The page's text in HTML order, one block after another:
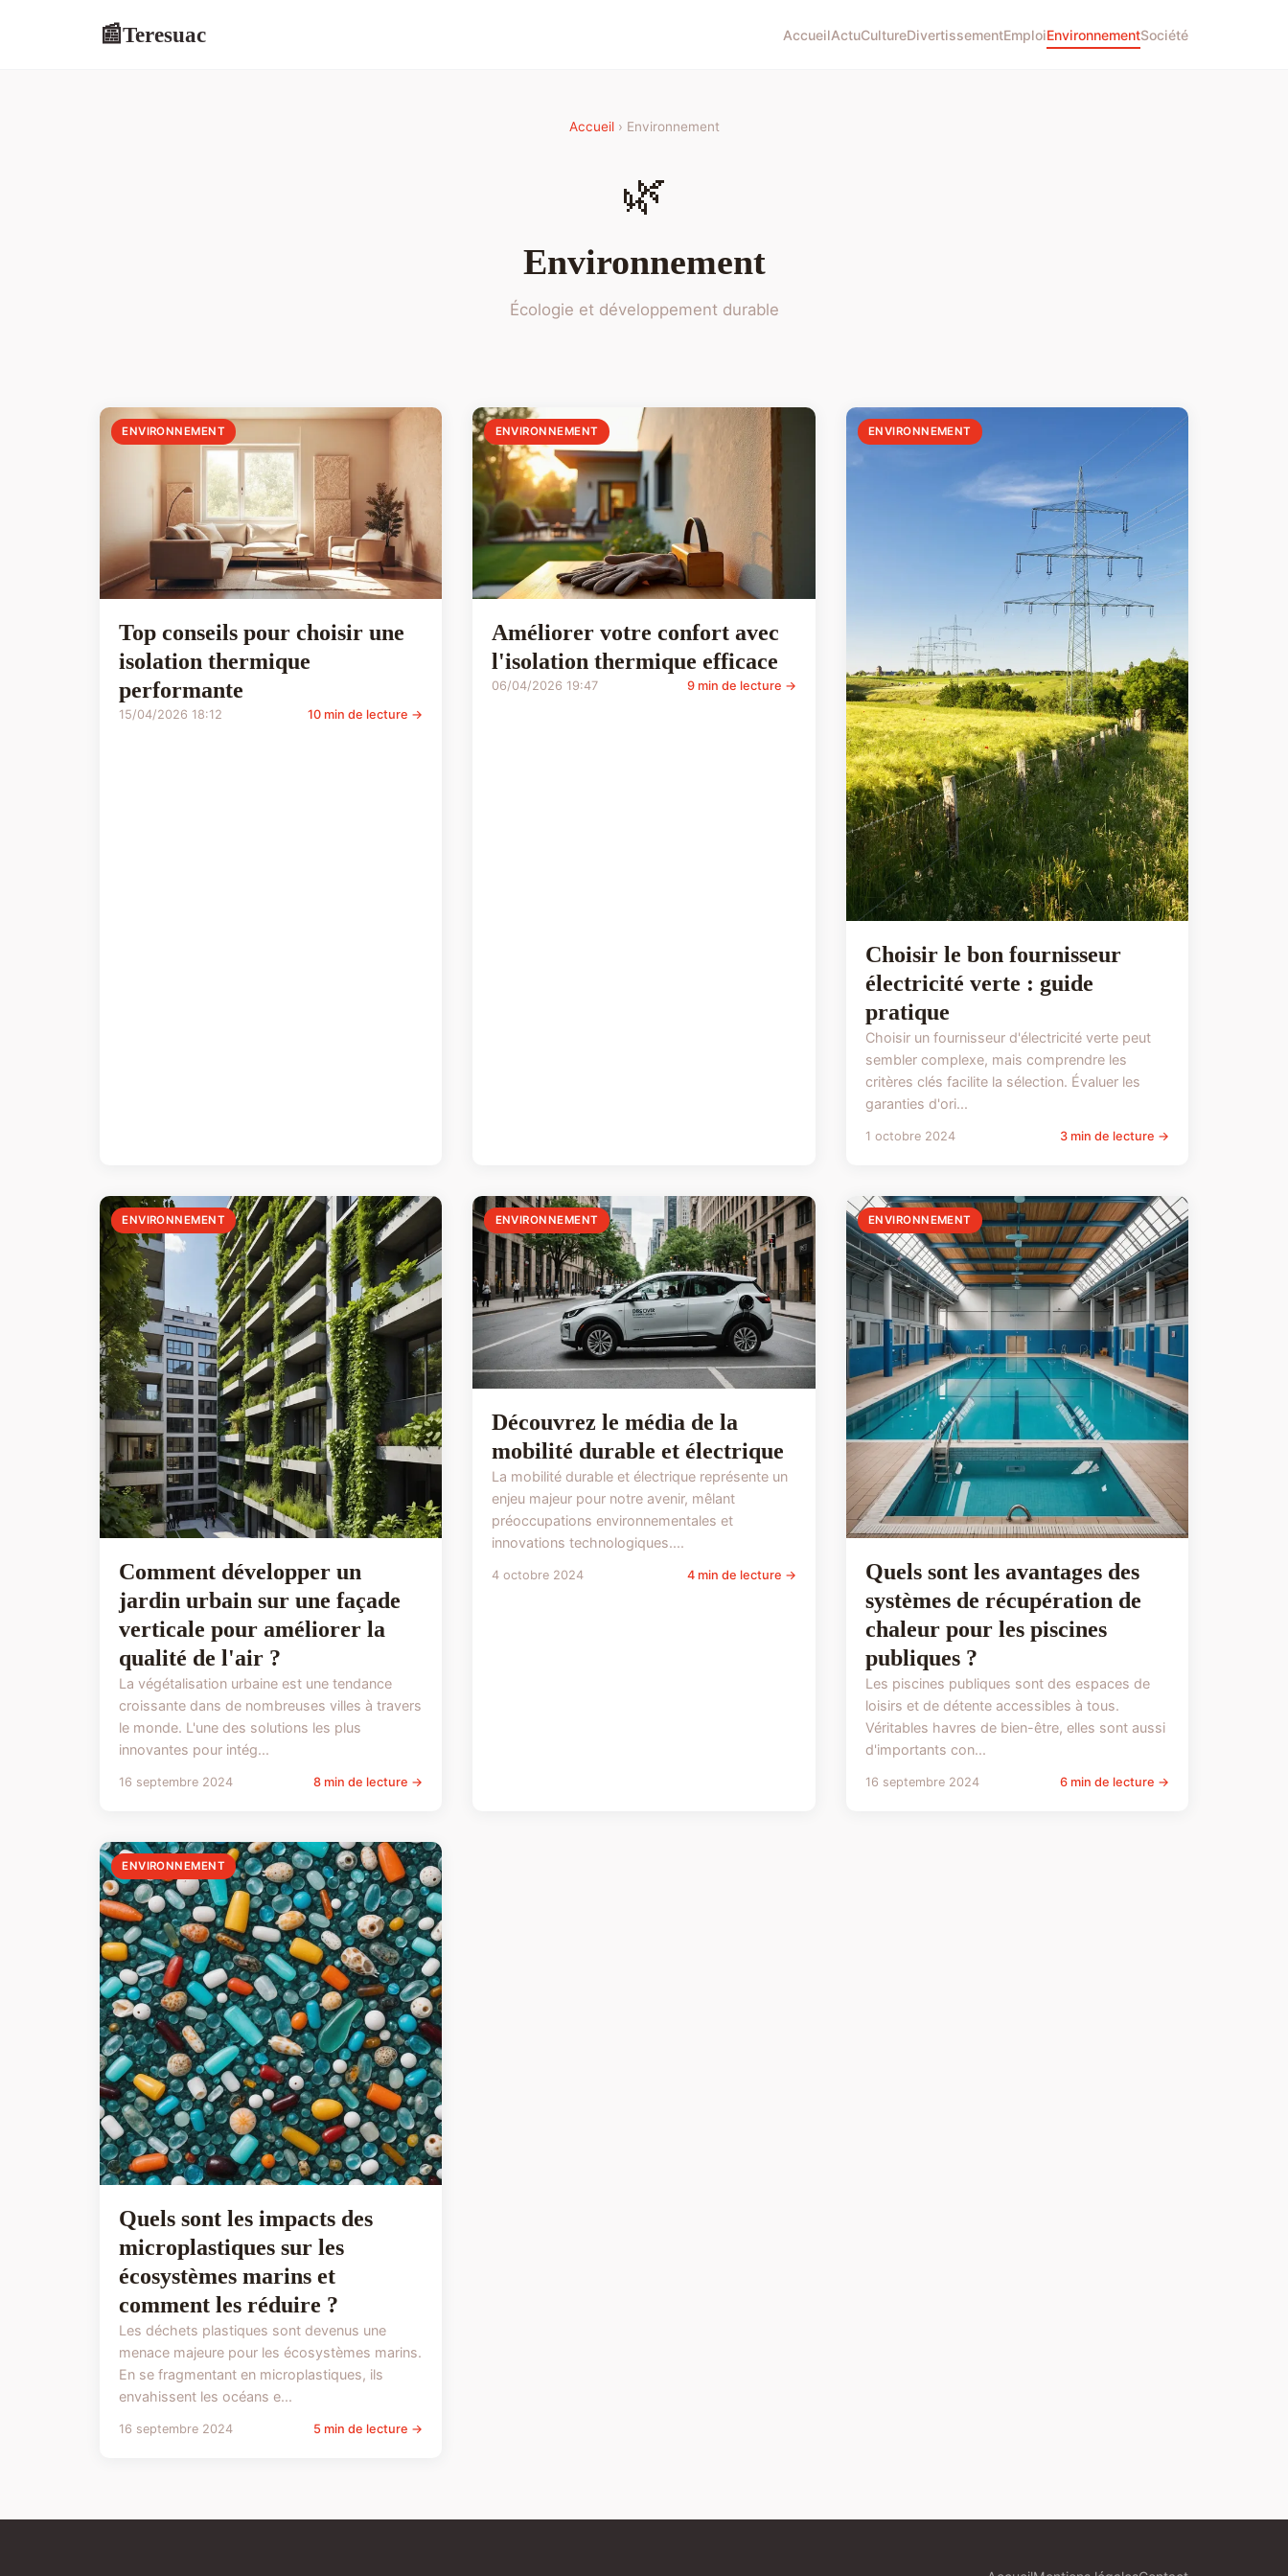
📰Teresuac AccueilActuCultureDivertissementEmploiEnvironnementSociété
Accueil› Environnement
🌿
Environnement
Écologie et développement durable
ENVIRONNEMENT
Top conseils pour choisir une
isolation thermique
performante
15/04/2026 18:12 10 min de lecture →
ENVIRONNEMENT
Améliorer votre confort avec
l'isolation thermique efficace
06/04/2026 19:47 9 min de lecture →
ENVIRONNEMENT
Choisir le bon fournisseur
électricité verte : guide
pratique
Choisir un fournisseur d'électricité verte peut
sembler complexe, mais comprendre les
critères clés facilite la sélection. Évaluer les
garanties d'ori...
1 octobre 2024 3 min de lecture →
ENVIRONNEMENT
Comment développer un
jardin urbain sur une façade
verticale pour améliorer la
qualité de l'air ?
La végétalisation urbaine est une tendance
croissante dans de nombreuses villes à travers
le monde. L'une des solutions les plus
innovantes pour intég...
16 septembre 2024 8 min de lecture →
ENVIRONNEMENT
Découvrez le média de la
mobilité durable et électrique
La mobilité durable et électrique représente un
enjeu majeur pour notre avenir, mêlant
préoccupations environnementales et
innovations technologiques....
4 octobre 2024 4 min de lecture →
ENVIRONNEMENT
Quels sont les avantages des
systèmes de récupération de
chaleur pour les piscines
publiques ?
Les piscines publiques sont des espaces de
loisirs et de détente accessibles à tous.
Véritables havres de bien-être, elles sont aussi
d'importants con...
16 septembre 2024 6 min de lecture →
ENVIRONNEMENT
Quels sont les impacts des
microplastiques sur les
écosystèmes marins et
comment les réduire ?
Les déchets plastiques sont devenus une
menace majeure pour les écosystèmes marins.
En se fragmentant en microplastiques, ils
envahissent les océans e...
16 septembre 2024 5 min de lecture →